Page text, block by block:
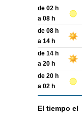
de 02 h
a 08 h
de 08 h
a 14 h
de 14 h
a 20 h
de 20 h
a 02 h
El tiempo el